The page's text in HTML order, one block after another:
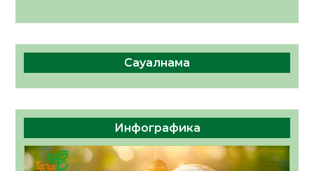
Сауалнама
Инфографика